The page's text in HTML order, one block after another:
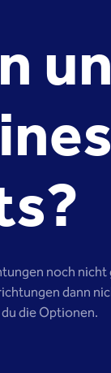
noch
dann
die Optionen.